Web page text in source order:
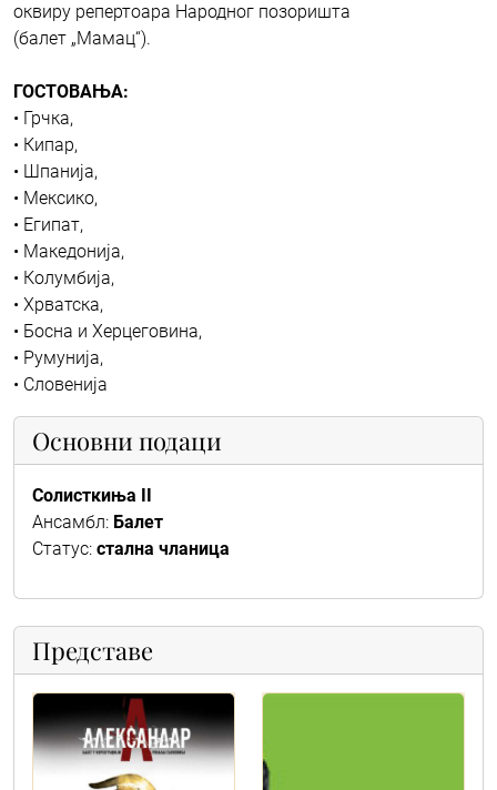
оквиру репертоара Народног позоришта
(балет „Мамац“).
ГОСТОВАЊА:
• Грчка,
• Кипар,
• Шпанија,
• Мексико,
• Египат,
• Македонија,
• Колумбија,
• Хрватска,
• Босна и Херцеговина,
• Румунија,
• Словенија
Основни подаци
Солисткиња II
Ансамбл: Балет
Статус: стална чланица
Представе